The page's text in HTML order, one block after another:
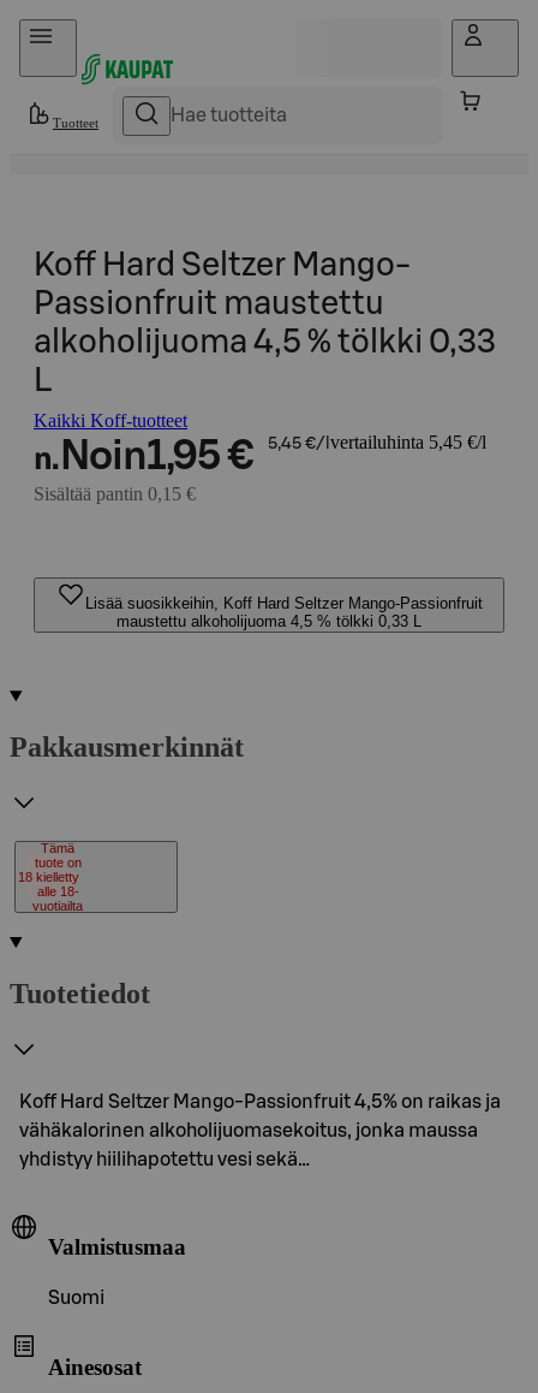
Hyppää sisältöön
Tuotteet
Koff Hard Seltzer Mango-
Passionfruit maustettu
alkoholijuoma 4,5 % tölkki 0,33
L
Kaikki Koff-tuotteet
n. Noin1,95 € 5,45 €/l vertailuhinta 5,45 €/l
Sisältää pantin 0,15 €
Lisää suosikkeihin, Koff Hard Seltzer Mango-Passionfruit
maustettu alkoholijuoma 4,5 % tölkki 0,33 L
Pakkausmerkinnät
18
Tämä
tuote on
kielletty
alle 18-
vuotiailta
Tuotetiedot
Koff Hard Seltzer Mango-Passionfruit 4,5% on raikas ja
vähäkalorinen alkoholijuomasekoitus, jonka maussa
yhdistyy hiilihapotettu vesi sekä…
Valmistusmaa
Suomi
Ainesosat